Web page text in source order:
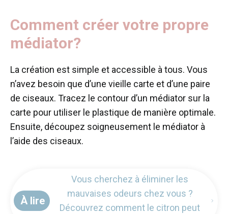
Comment créer votre propre
médiator?
La création est simple et accessible à tous. Vous
n’avez besoin que d’une vieille carte et d’une paire
de ciseaux. Tracez le contour d’un médiator sur la
carte pour utiliser le plastique de manière optimale.
Ensuite, découpez soigneusement le médiator à
l’aide des ciseaux.
À lire
Vous cherchez à éliminer les
mauvaises odeurs chez vous ?
Découvrez comment le citron peut